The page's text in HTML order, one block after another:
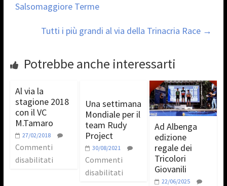
Salsomaggiore Terme
Tutti i più grandi al via della Trinacria Race →
Potrebbe anche interessarti
Al via la
stagione 2018
con il VC
M.Tamaro
27/02/2018
Commenti
disabilitati
Una settimana
Mondiale per il
team Rudy
Project
30/08/2021
Commenti
disabilitati
Ad Albenga
edizione
regale dei
Tricolori
Giovanili
22/06/2025